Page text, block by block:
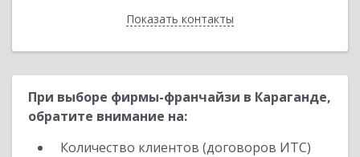
Показать контакты
Назад
При выборе фирмы-франчайзи в Караганде,
обратите внимание на:
Количество клиентов (договоров ИТС)